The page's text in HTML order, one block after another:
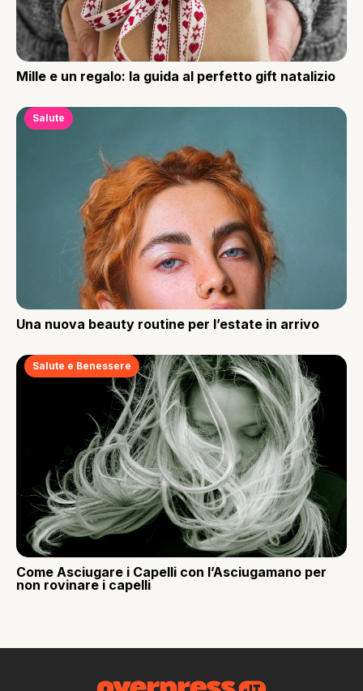
Mille e un regalo: la guida al perfetto gift natalizio
Salute
Una nuova beauty routine per l’estate in arrivo
Salute e Benessere
Come Asciugare i Capelli con l’Asciugamano per
non rovinare i capelli